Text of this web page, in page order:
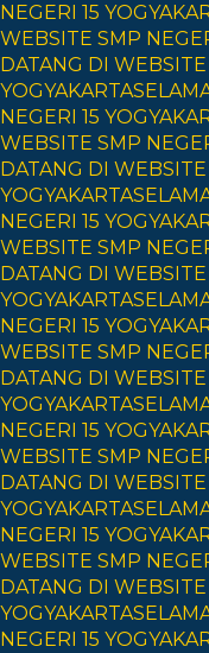
NEGERI 15
WEBSITE SMP
DATANG DI
YOGYAKARTA
NEGERI 15
WEBSITE SMP
DATANG DI
YOGYAKARTA
NEGERI 15
WEBSITE SMP
DATANG DI
YOGYAKARTA
NEGERI 15
WEBSITE SMP
DATANG DI
YOGYAKARTA
NEGERI 15
WEBSITE SMP
DATANG DI
YOGYAKARTA
NEGERI 15
WEBSITE SMP
DATANG DI
YOGYAKARTA
NEGERI 15